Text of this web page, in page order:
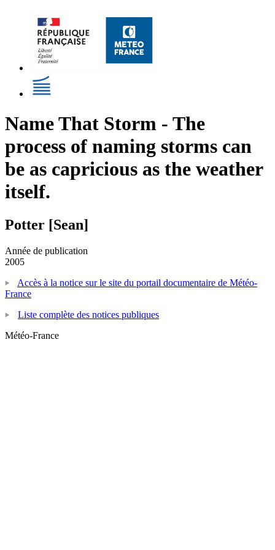
Name That Storm - The
process of naming storms can
be as capricious as the weather
itself.
Potter [Sean]
Année de publication
2005
Accès à la notice sur le site du portail documentaire de Météo-
France
Liste complète des notices publiques
Météo-France